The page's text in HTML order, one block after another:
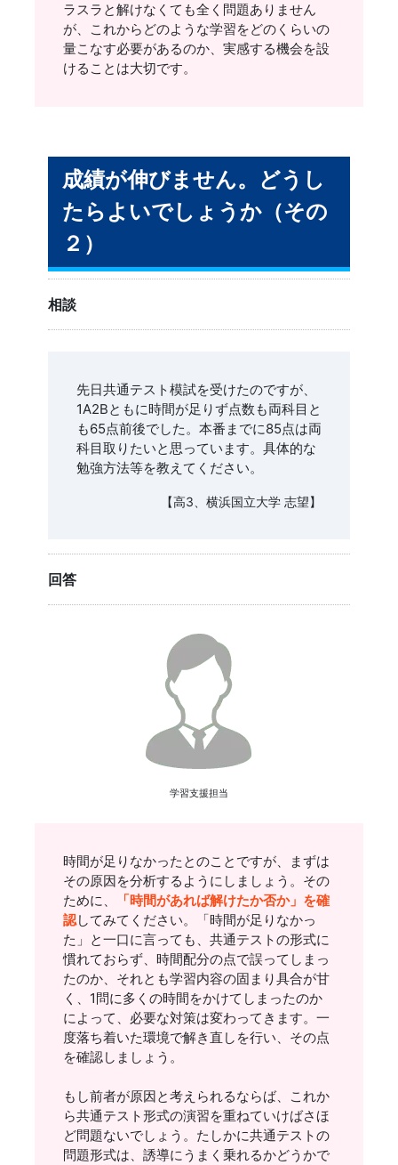
ラスラと解けなくても全く問題ありません
が、これからどのような学習をどのくらいの
量こなす必要があるのか、実感する機会を設
けることは大切です。
成績が伸びません。どうし
たらよいでしょうか（その
２）
相談
先日共通テスト模試を受けたのですが、
1A2Bともに時間が足りず点数も両科目と
も65点前後でした。本番までに85点は両
科目取りたいと思っています。具体的な
勉強方法等を教えてください。
【高3、横浜国立大学 志望】
回答
学習支援担当
時間が足りなかったとのことですが、まずは
その原因を分析するようにしましょう。その
ために、
「時間があれば解けたか否か」を確
認してみてください。「時間が足りなかっ
た」と一口に言っても、共通テストの形式に
慣れておらず、時間配分の点で誤ってしまっ
たのか、それとも学習内容の固まり具合が甘
く、1問に多くの時間をかけてしまったのか
によって、必要な対策は変わってきます。一
度落ち着いた環境で解き直しを行い、その点
を確認しましょう。
もし前者が原因と考えられるならば、これか
ら共通テスト形式の演習を重ねていけばさほ
ど問題ないでしょう。たしかに共通テストの
問題形式は、誘導にうまく乗れるかどうかで